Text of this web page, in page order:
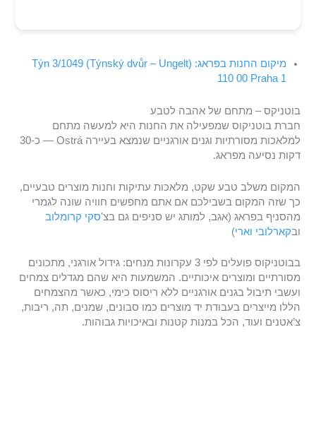
מיקום החנות בפראג: Týn 3/1049 (Týnský dvůr – Ungelt)
110 00 Praha 1
בוטניקס – מתחם של אהבה לטבע
חברת בוטניקוס שמפעילה את החנות היא למעשה מתחם
למלאכות מסורתיות וגנים אורגניים שנמצא בעיירה Ostrá — כ-30
דקות נסיעה מפראג.
המקום משלב טבע שקט, מלאכות עתיקות וחנות מוצרים טבעיים,
כך שזה המקום בשבילכם אם אתם מחפשים חוויה שונה לגמרי
מהסניף בפראג (אגב, למותג יש סניפים גם בצ'סקי קרומלוב
ובקארלובי וארי)
בבוטניקוס פועלים לפי 3 עקרונות מנחים: גידול אורגני, מתכונים
מסורתיים ומוצרים איכותיים. המשמעות היא שהם מגדלים צמחים
ועשבי תיבול בגנים אורגניים ללא ריסוס כימי, כאשר מהצמחים
הללו מייצרים בעבודת יד מוצרים כמו סבונים, שמנים, תה, ריבות,
צ’אטנים ועוד, הכל במנות קטנות ובאיכויות גבוהות.